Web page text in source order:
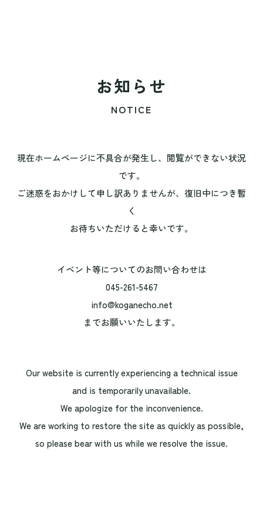
お知らせ
NOTICE
現在ホームページに不具合が発生し、閲覧ができない状況
です。
ご迷惑をおかけして申し訳ありませんが、復旧中につき暫
く
お待ちいただけると幸いです。
イベント等についてのお問い合わせは
045-261-5467
info@koganecho.net
までお願いいたします。
Our website is currently experiencing a technical issue
and is temporarily unavailable.
We apologize for the inconvenience.
We are working to restore the site as quickly as possible,
so please bear with us while we resolve the issue.